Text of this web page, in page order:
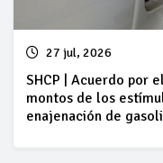
27 jul, 2026
SHCP | Acuerdo por
montos de los
enajenación de
del 25 al 31 de julio